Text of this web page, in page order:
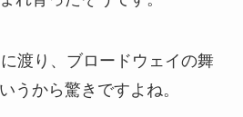
渡り、ブロードウェイの舞
うから驚きですよね。